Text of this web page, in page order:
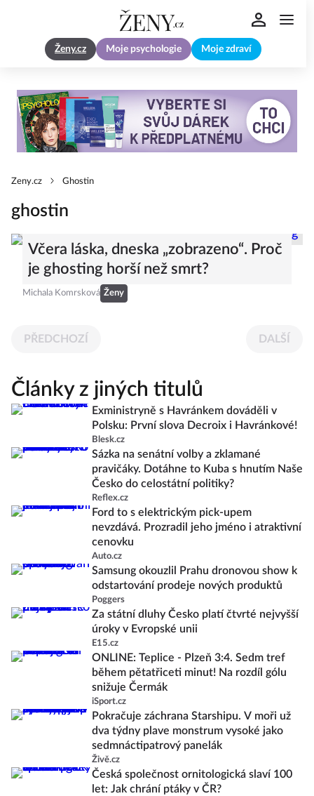
Ženy.cz Moje psychologie Moje zdraví
Zeny.cz Ghostin
ghostin
Včera láska, dneska „zobrazeno“. Proč
je ghosting horší než smrt?
Michala Komrsková Ženy
PŘEDCHOZÍ DALŠÍ
Články z jiných titulů
Exministryně s Havránkem dováděli v
Polsku: První slova Decroix i Havránkové!
Blesk.cz
Sázka na senátní volby a zklamané
pravičáky. Dotáhne to Kuba s hnutím Naše
Česko do celostátní politiky?
Reflex.cz
Ford to s elektrickým pick-upem
nevzdává. Prozradil jeho jméno i atraktivní
cenovku
Auto.cz
Samsung okouzlil Prahu dronovou show k
odstartování prodeje nových produktů
Poggers
Za státní dluhy Česko platí čtvrté nejvyšší
úroky v Evropské unii
E15.cz
ONLINE: Teplice - Plzeň 3:4. Sedm tref
během pětatřiceti minut! Na rozdíl gólu
snižuje Čermák
iSport.cz
Pokračuje záchrana Starshipu. V moři už
dva týdny plave monstrum vysoké jako
sedmnáctipatrový panelák
Živě.cz
Česká společnost ornitologická slaví 100
let: Jak chrání ptáky v ČR?